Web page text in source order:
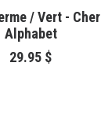
AU PANIER
/ Vert -
Alphabet
29.95 $